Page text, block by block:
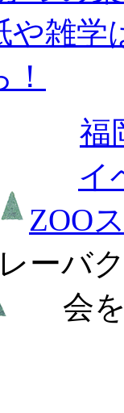
福
イ
ZOO
ーバ
会